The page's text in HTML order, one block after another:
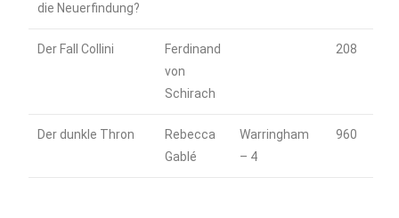
die Neuerfindung?
Der Fall Collini
Ferdinand
von
Schirach
208
Der dunkle Thron
Rebecca
Gablé
Warringham
– 4
960